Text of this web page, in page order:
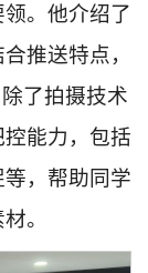
。他介绍了
推送特点，
了拍摄技术
能力，包括
，帮助同学
。